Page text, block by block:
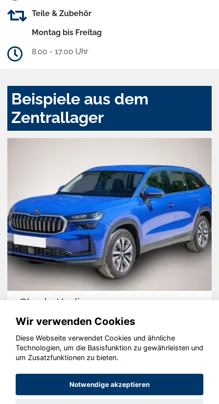
Teile & Zubehör
Montag bis Freitag
8.00 - 17.00 Uhr
Beispiele aus dem
Zentrallager
Skoda Kodiaq
© konjunkturmotor.de GmbH 2020 - 2026
Wir verwenden Cookies
Diese Webseite verwendet Cookies und ähnliche
Technologien, um die Basisfunktion zu gewährleisten und
um Zusatzfunktionen zu bieten.
Notwendige akzeptieren